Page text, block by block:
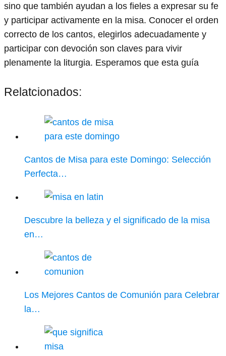
sino que también ayudan a los fieles a expresar su fe
y participar activamente en la misa. Conocer el orden
correcto de los cantos, elegirlos adecuadamente y
participar con devoción son claves para vivir
plenamente la liturgia. Esperamos que esta guía
Relatcionados:
Cantos de Misa para este Domingo: Selección
Perfecta…
Descubre la belleza y el significado de la misa
en…
Los Mejores Cantos de Comunión para Celebrar
la…